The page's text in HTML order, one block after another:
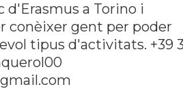
d'Erasmus a Torino i
conèixer gent per poder
tipus d'activitats. +39